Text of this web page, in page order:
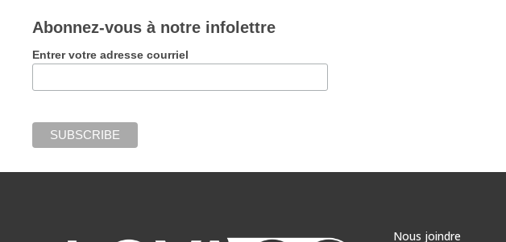
Abonnez-vous à notre infolettre
Entrer votre adresse courriel
Nous joindre